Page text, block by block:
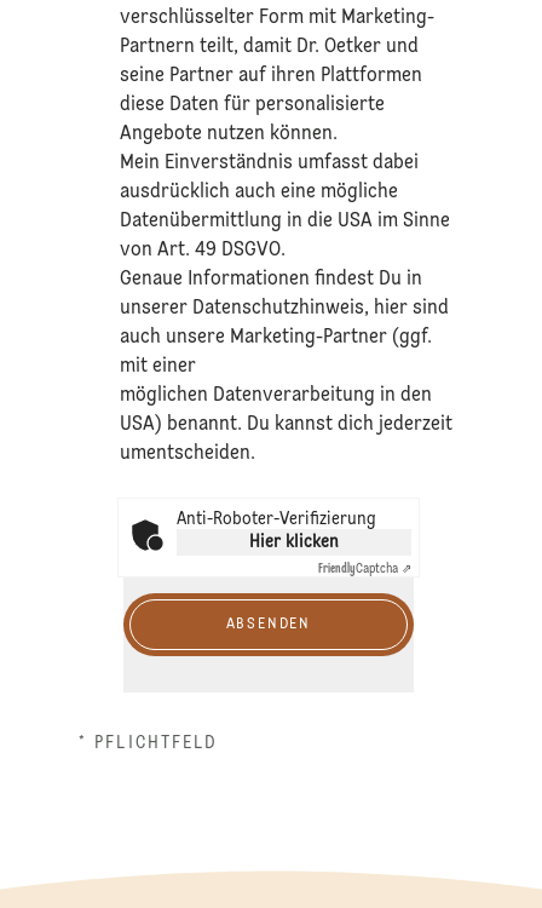
verschlüsselter Form mit Marketing-
Partnern teilt, damit Dr. Oetker und
seine Partner auf ihren Plattformen
diese Daten für personalisierte
Angebote nutzen können.
Mein Einverständnis umfasst dabei
ausdrücklich auch eine mögliche
Datenübermittlung in die USA im Sinne
von Art. 49 DSGVO.​
​Genaue Informationen findest Du in
unserer Datenschutzhinweis, hier sind
auch unsere Marketing-Partner (ggf.
mit einer
möglichen Datenverarbeitung in den
USA) benannt. Du kannst dich jederzeit
umentscheiden.
Anti-Roboter-Verifizierung
Hier klicken
FriendlyCaptcha ⇗
ABSENDEN
* PFLICHTFELD